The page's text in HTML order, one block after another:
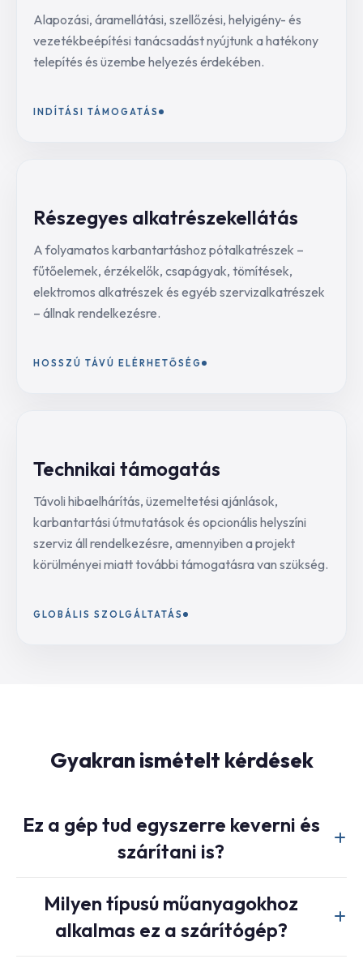
Alapozási, áramellátási, szellőzési, helyigény- és
vezetékbeépítési tanácsadást nyújtunk a hatékony
telepítés és üzembe helyezés érdekében.
INDÍTÁSI TÁMOGATÁS
Részegyes alkatrészekellátás
A folyamatos karbantartáshoz pótalkatrészek –
fűtőelemek, érzékelők, csapágyak, tömítések,
elektromos alkatrészek és egyéb szervizalkatrészek
– állnak rendelkezésre.
HOSSZÚ TÁVÚ ELÉRHETŐSÉG
Technikai támogatás
Távoli hibaelhárítás, üzemeltetési ajánlások,
karbantartási útmutatások és opcionális helyszíni
szerviz áll rendelkezésre, amennyiben a projekt
körülményei miatt további támogatásra van szükség.
GLOBÁLIS SZOLGÁLTATÁS
Gyakran ismételt kérdések
Ez a gép tud egyszerre keverni és
szárítani is?
műanyag granulátumokat a keveréshez, miközben precízen
felmelegített levegőt fúj át rajtuk a szárításhoz. Ez a kettős
Milyen típusú műanyagokhoz
alkalmas ez a szárítógép?